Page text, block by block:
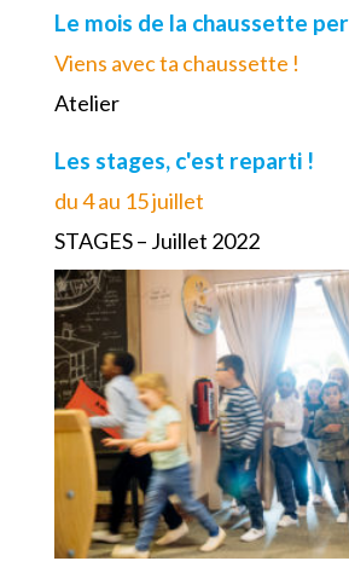
Le mois de la chaussette
Viens avec ta chaussette !
Atelier
Les stages, c'est reparti !
du 4 au 15 juillet
STAGES – Juillet 2022